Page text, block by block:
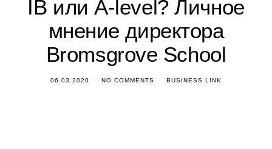
IB или A-level? Личное
мнение директора
Bromsgrove School
06.03.2020 NO COMMENTS BUSINESS LINK